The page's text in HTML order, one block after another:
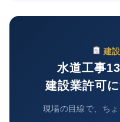
建
水道工事
建設業許可
現場の目線で、ち